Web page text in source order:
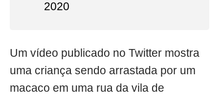
2020
Um vídeo publicado no Twitter mostra
uma criança sendo arrastada por um
macaco em uma rua da vila de